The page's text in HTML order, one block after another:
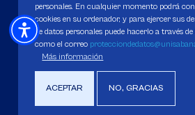
Política de Protección de datos
Derechos Pecuniarios
personales. En cualquier momento podrá
cookies en su ordenador, y para ejercer sus
de datos personales puede hacerlo a través
como el correo
Más información
ACEPTAR NO, GRACIAS